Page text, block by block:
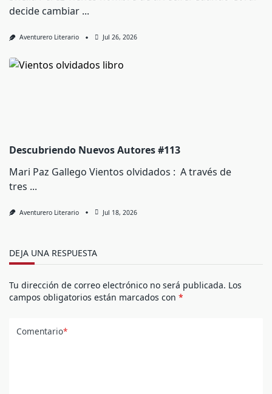
decide cambiar ...
Aventurero Literario Jul 26, 2026
Descubriendo Nuevos Autores #113
Mari Paz Gallego Vientos olvidados : A través de
tres ...
Aventurero Literario Jul 18, 2026
DEJA UNA RESPUESTA
Tu dirección de correo electrónico no será publicada. Los
campos obligatorios están marcados con *
Comentario*